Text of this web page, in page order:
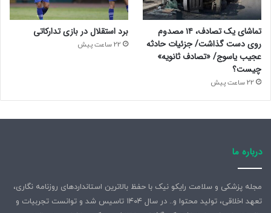
تماشای یک تصادف، ۱۴ مصدوم
روی دست گذاشت/ جزئیات حادثه
عجیب یاسوج/ «تصادف ثانویه»
چیست؟
22 ساعت پیش
برد استقلال در بازی تدارکاتی
22 ساعت پیش
درباره ما
مجله پزشکی و سلامت رایکو نیک با حفظ بالاترین استانداردهای روزنامه نگاری،
تعهد اخلاقی، تولید محتوا و.. در سال ۱۴۰۴ تاسیس شد و توانست تجربیات و